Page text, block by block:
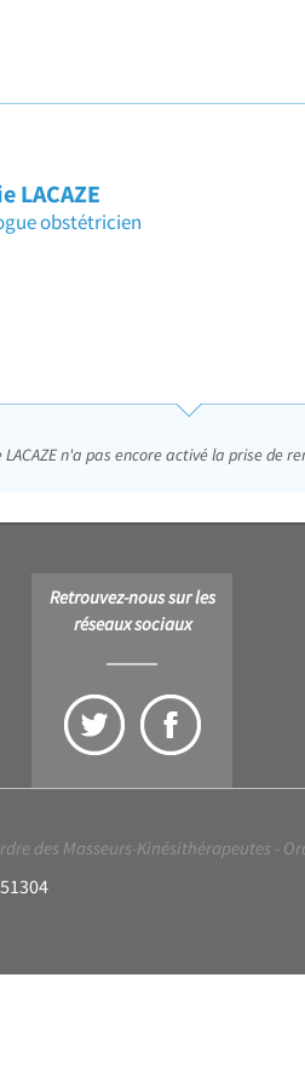
LACAZE
obstétricien
LACAZE n'a pas encore activé la prise de
Retrouvez-nous sur les
réseaux sociaux
des Masseurs-Kinésithérapeutes -